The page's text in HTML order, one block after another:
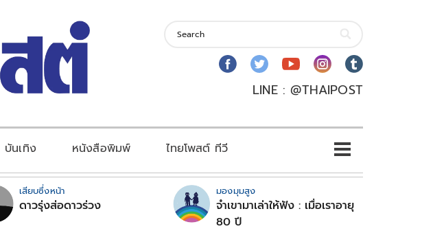
LINE : @THAIPOST
บันเทิง หนังสือพิมพ์ ไทยโพสต์ ทีวี
เสียบซึ่งหน้า
ดาวรุ่งส่อดาวร่วง
มองมุมสูง
จำเขามาเล่าให้ฟัง : เมื่อเราอายุ
80 ปี